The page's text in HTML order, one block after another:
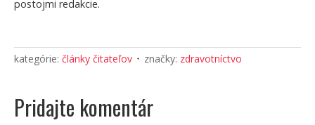
postojmi redakcie.
kategórie: články čitateľov značky: zdravotníctvo
Pridajte komentár